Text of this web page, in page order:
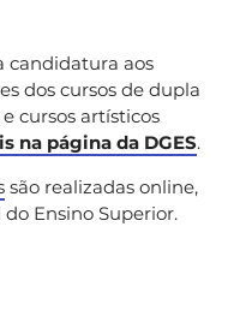
candidatura aos
dos cursos de dupla
cursos artísticos
na página da DGES.
são realizadas online,
Ensino Superior.